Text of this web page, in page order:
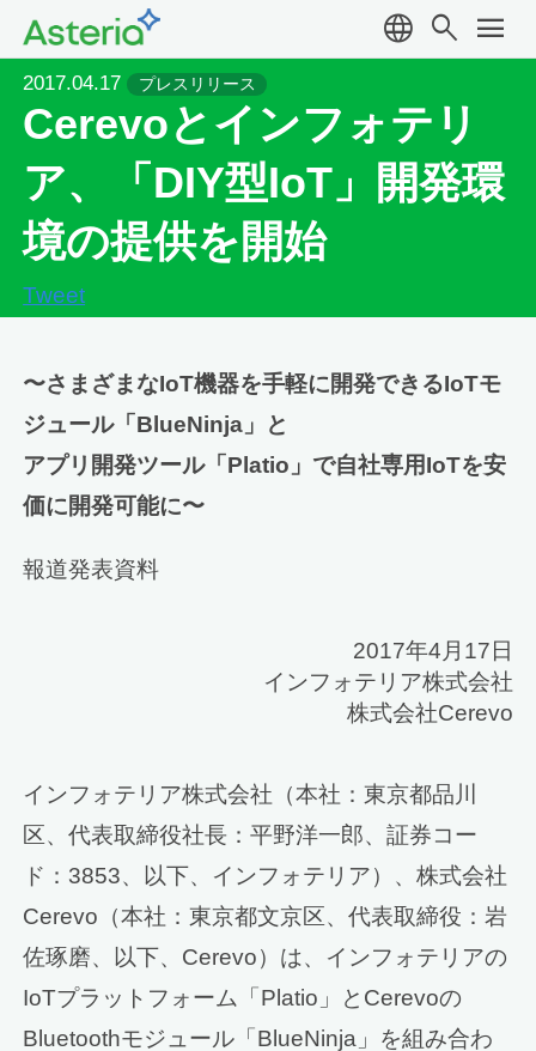
language search menu
2017.04.17 プレスリリース
Cerevoとインフォテリ
ア、「DIY型IoT」開発環
境の提供を開始
Tweet
〜さまざまなIoT機器を手軽に開発できるIoTモ
ジュール「BlueNinja」と
アプリ開発ツール「Platio」で自社専用IoTを安
価に開発可能に〜
報道発表資料
2017年4月17日
インフォテリア株式会社
株式会社Cerevo
インフォテリア株式会社（本社：東京都品川
区、代表取締役社長：平野洋一郎、証券コー
ド：3853、以下、インフォテリア）、株式会社
Cerevo（本社：東京都文京区、代表取締役：岩
佐琢磨、以下、Cerevo）は、インフォテリアの
IoTプラットフォーム「Platio」とCerevoの
Bluetoothモジュール「BlueNinja」を組み合わ